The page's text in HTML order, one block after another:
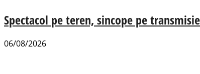
Spectacol pe teren, sincope pe
06/08/2026